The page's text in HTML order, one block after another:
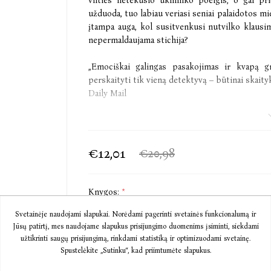
užduoda, tuo labiau veriasi seniai palaidotos
įtampa auga, kol susitvenkusi nutvilko
nepermaldaujama stichija?
„Emociškai galingas pasakojimas ir kvapą
perskaityti tik vieną detektyvą – būtinai
Daily Mail
„Debiutas, nepaliekantis abejingų…
šaukiant vėjyje. <...> Jeigu tai būtų tiesa,
nenusėstų.“
Po negailestinga Australijos lygumų saule
€12,01 €20,98
Knygos: *
Audio Sausra [+€8,66]
Audio Paklydėlis [+€11,55]
Svetainėje naudojami slapukai. Norėdami pagerinti svetainės funkcionalumą ir
Jūsų patirtį, mes naudojame slapukus prisijungimo duomenims įsiminti, siekdami
užtikrinti saugų prisijungimą, rinkdami statistiką ir optimizuodami svetainę.
Spustelėkite „Sutinku“, kad priimtumėte slapukus.